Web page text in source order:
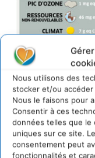
Nous utilisons des
stocker et/ou accéder
Nous le faisons pour
Consentir à ces
données telles que le
uniques sur ce site.
consentement peut
fonctionnalités et
L’étiquette Terre vivante